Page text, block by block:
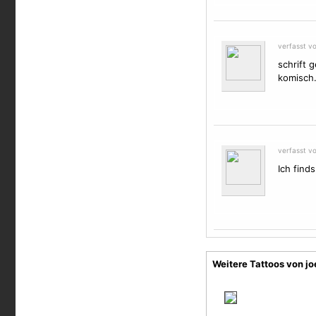
verfasst
schrift
verfasst
Ich
Weitere Tattoos von